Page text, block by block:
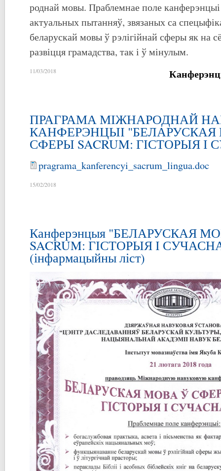
роднай мовы. Праблемнае поле
актуальных пытанняў, звязаных са
беларускай мовы ў рэлігійнай сферы як на
развіцця грамадства, так і ў мінулым.
11/03/2018
ПРАГРАМА МІЖНАРОДНАЙ
КАНФЕРЭНЦЫІ
СФЕРЫ SACRUM: ГІСТОРЫЯ І
pragrama_kanferencyi_sacrum_lingua.doc
15/02/2018
Канферэнцыя "БЕЛАРУСКАЯ
SACRUM: ГІСТОРЫЯ І
(інфармацыйны ліст)